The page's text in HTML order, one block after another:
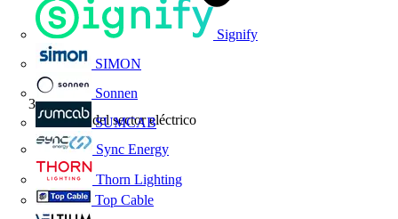
Signify
SIMON
Sonnen
SUMCAB
Sync Energy
Thorn Lighting
Top Cable
Noticias del sector eléctrico